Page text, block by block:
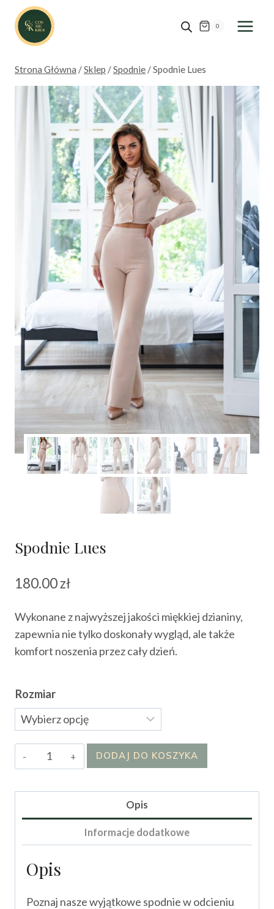
Przejdź
treści
0
Strona Główna /Sklep /Spodnie /Spodnie Lues
Spodnie Lues
180.00zł
Wykonane z najwyższej jakości miękkiej dzianiny,
zapewnia nie tylko doskonały wygląd, ale także
komfort noszenia przez cały dzień.
Rozmiar
ilość
Spodnie
DODAJ DO KOSZYKA
Opis
Informacje dodatkowe
Opis
Poznaj nasze wyjątkowe spodnie w odcieniu